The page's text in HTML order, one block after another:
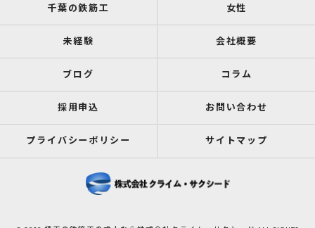
千葉の鉄筋工 女性
未経験 会社概要
ブログ コラム
採用申込 お問い合わせ
プライバシーポリシー サイトマップ